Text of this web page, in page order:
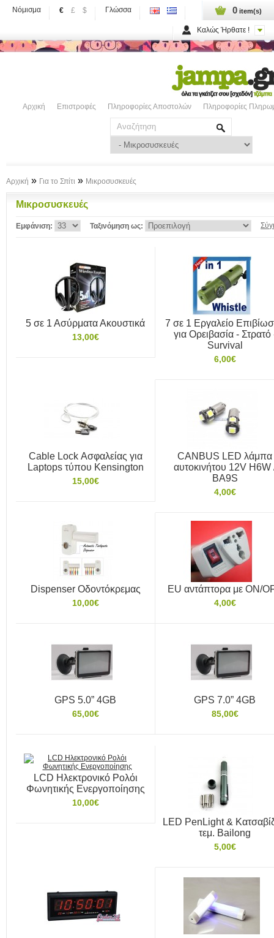
Νόμισμα € £ $ Γλώσσα 0 item(s)
Καλώς Ήρθατε !
Αρχική Επιστροφές Πληροφορίες Αποστολών Πληροφορίες
Αρχική » Για το Σπίτι » Μικροσυσκευές
Μικροσυσκευές
Εμφάνιση: Ταξινόμηση ως:
5 σε 1 Ασύρματα Ακουστικά
13,00€
7 σε 1 Εργαλείο
για Ορειβασία - Στρατό
Survival
6,00€
Cable Lock Ασφαλείας για
Laptops τύπου Kensington
15,00€
CANBUS LED λάμπα
αυτοκινήτου 12V H6W
BA9S
4,00€
Dispenser Οδοντόκρεμας
10,00€
EU αντάπτορα με ON/
4,00€
GPS 5.0” 4GB
65,00€
GPS 7.0” 4GB
85,00€
LCD Ηλεκτρονικό Ρολόι
Φωνητικής Ενεργοποίησης
10,00€
LED PenLight &
τεμ. Bailong
5,00€